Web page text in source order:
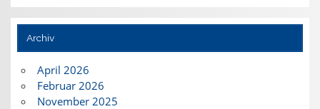
Archiv
April 2026
Februar 2026
November 2025